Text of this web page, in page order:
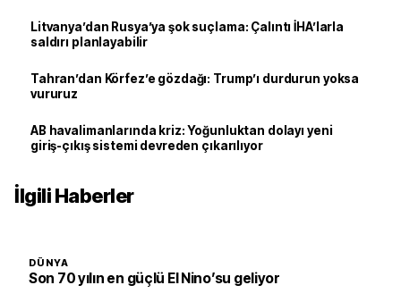
Litvanya’dan Rusya’ya şok suçlama: Çalıntı İHA’larla
saldırı planlayabilir
Tahran’dan Körfez’e gözdağı: Trump’ı durdurun yoksa
vururuz
AB havalimanlarında kriz: Yoğunluktan dolayı yeni
giriş-çıkış sistemi devreden çıkarılıyor
İlgili Haberler
DÜNYA
Son 70 yılın en güçlü El Nino’su geliyor